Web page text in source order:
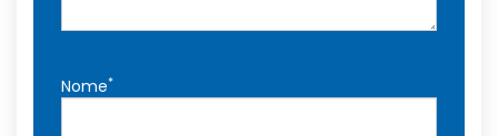
Nome*